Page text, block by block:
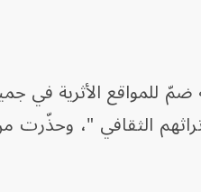
للمواقع الأثرية في
الثقافي "، وحذّرت